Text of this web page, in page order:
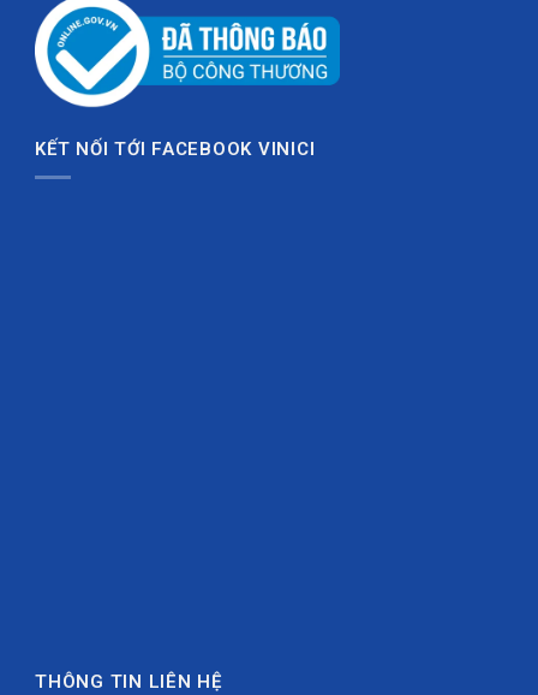
Trắng
Navy, đen, xanh dương đậm
Xanh bích
Trắng, đen, vàng nhạt
Xanh da trời
Navy, đen, xanh đậm
Logo Team, logo CLB hoặc logo tài trợ nên dùng file
Chọn 1 trong 6 loại vải thể thao.
KẾT NỐI TỚI FACEBOOK VINICI
THÔNG TIN LIÊN HỆ